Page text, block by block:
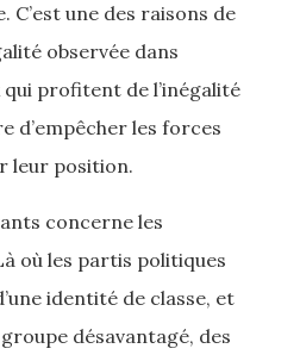
C’est une des raisons de
observée dans
qui profitent de l’inégalité
d’empêcher les forces
leur position.
concerne les
où les partis politiques
identité de classe, et
désavantagé, des